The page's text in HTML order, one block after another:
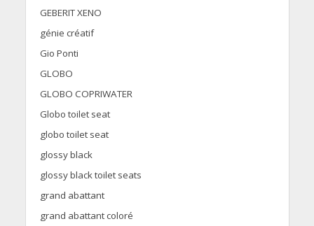
GEBERIT XENO
génie créatif
Gio Ponti
GLOBO
GLOBO COPRIWATER
Globo toilet seat
globo toilet seat
glossy black
glossy black toilet seats
grand abattant
grand abattant coloré